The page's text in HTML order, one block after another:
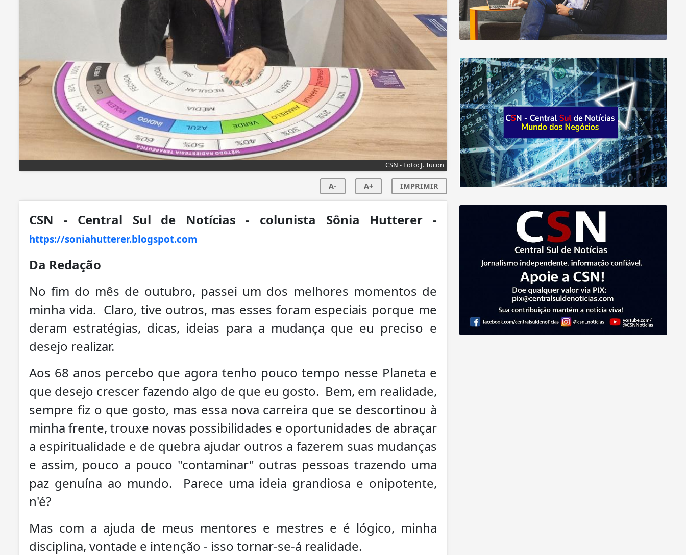
CSN - Foto: J. Tucon
A- A+ IMPRIMIR
CSN - Central Sul de Notícias - colunista Sônia Hutterer -
https://soniahutterer.blogspot.com
Da Redação
No fim do mês de outubro, passei um dos melhores momentos de
minha vida. Claro, tive outros, mas esses foram especiais porque me
deram estratégias, dicas, ideias para a mudança que eu preciso e
desejo realizar.
Aos 68 anos percebo que agora tenho pouco tempo nesse Planeta e
que desejo crescer fazendo algo de que eu gosto. Bem, em realidade,
sempre fiz o que gosto, mas essa nova carreira que se descortinou à
minha frente, trouxe novas possibilidades e oportunidades de abraçar
a espiritualidade e de quebra ajudar outros a fazerem suas mudanças
e assim, pouco a pouco "contaminar" outras pessoas trazendo uma
paz genuína ao mundo. Parece uma ideia grandiosa e onipotente,
n'é?
Mas com a ajuda de meus mentores e mestres e é lógico, minha
disciplina, vontade e intenção - isso tornar-se-á realidade.